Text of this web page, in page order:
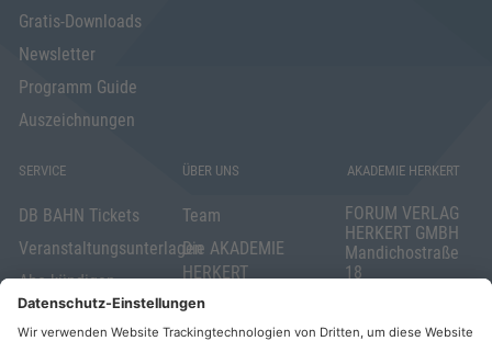
Gratis-Downloads
Newsletter
Programm Guide
Auszeichnungen
SERVICE
DB BAHN Tickets
Veranstaltungsunterlagen
Abo kündigen
Widerrufsrecht
ÜBER UNS
Team
Die AKADEMIE
HERKERT
FORUM VERLAG
HERKERT
AKADEMIE HERKERT
FORUM VERLAG
HERKERT GMBH
Mandichostraße
18
Telefon: +49